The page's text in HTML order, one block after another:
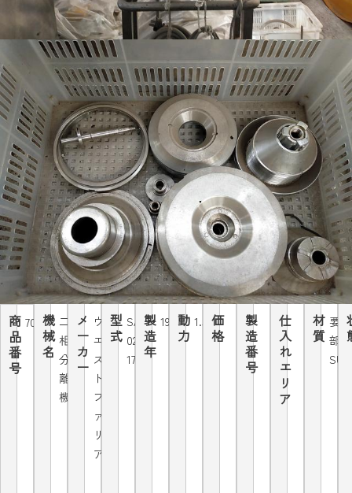
商
品
番
号
7034機
械
名
二
相
分
離
機
メ
ー
カ
ー
ウ
エ
ス
ト
フ
ァ
リ
ア
型
式
SA1-
02-
175
製
造
年
1997動
力
1.5kw
価
格
製
造
番
号
仕
入
れ
エ
リ
ア
材
質
要
部
SUS